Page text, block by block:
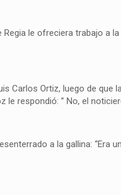
le ofreciera trabajo a
Carlos Ortiz, luego de que
le respondió: ” No, el
a la gallina: “Era